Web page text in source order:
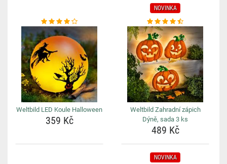
Weltbild LED Koule Halloween
359 Kč
NOVINKA
Weltbild Zahradní zápich
Dýně, sada 3 ks
489 Kč
NOVINKA